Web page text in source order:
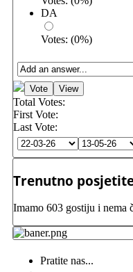
DA
Votes: (0%)
Total Votes:
First Vote:
Last Vote:
Trenutno
Imamo 603 gostiju i nema
Pratite nas...